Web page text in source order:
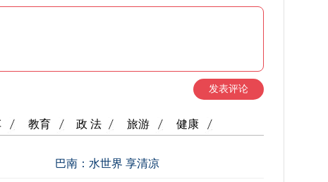
发表评论
教育 政 法 旅游 健康
巴南：水世界 享清凉